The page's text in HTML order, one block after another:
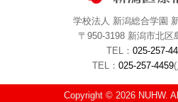
学校法人 新潟総合学園
〒950-3198 新潟市北区
TEL： 025-257-
TEL： 025-257-4459
Copyright © 2026 NUHW.